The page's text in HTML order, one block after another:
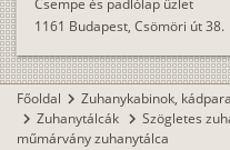
1161 Budapest, Csömöri út 38.
Főoldal chevron_right Zuhanykabinok,
chevron_right Zuhanytálcák chevron_right Szögletes
műmárvány zuhanytálca